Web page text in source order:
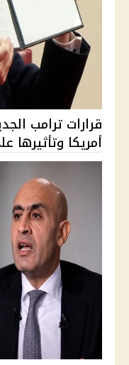
قرارات ترامب
أمريكا وتأثيرها